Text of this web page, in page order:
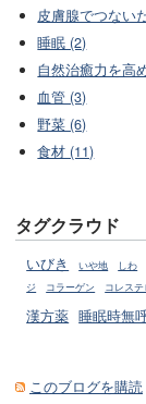
皮膚腺でつない
睡眠 (2)
自然治癒力を高
血管 (3)
野菜 (6)
食材 (11)
タグクラウド
いびき いや地 しわ
ジ
コラーゲン コレス
漢方薬 睡眠時無
このブログを購読